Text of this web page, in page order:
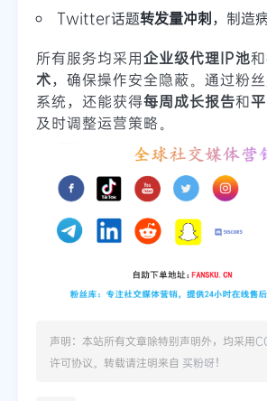
Twitter话题转发量冲刺，制造
所有服务均采用企业级代理IP池和
术，确保操作安全隐蔽。通过粉
系统，还能获得每周成长报告和
及时调整运营策略。
声明：本站所有文章除特别声明外，均采用
许可协议。转载请注明来自 买粉呀！